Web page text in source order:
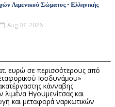
Λιμενικού Σώματος - Ελληνικής
Aug 07, 2026
ευρώ σε περισσότερους από
Ισοδυνάμου»
κάνναβης
λιμένα Ηγουμενίτσας και
και μεταφορά ναρκωτικών